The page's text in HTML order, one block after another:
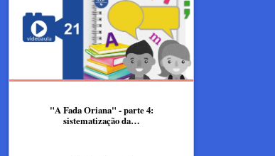
"A Fada Oriana" - parte 4:
sistematização da…